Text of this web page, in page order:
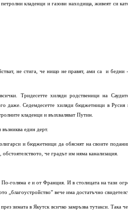
кладенци и газови находища, живеят си
не стига, че нищо не правят, ами са и бедни
Тридесетте хиляди родственици на
даже. Седемдесетте хиляди бюджетници в
кладенци и възхваляват Путин.
един дерт.
и бюджетници да обяснят на своите
че градът им няма канализация.
голяма е и от Франция. И в столицата на тази
„благоустройство” вече има достатъчно
зимата в Якутск всичко замръзва тутакси. Така